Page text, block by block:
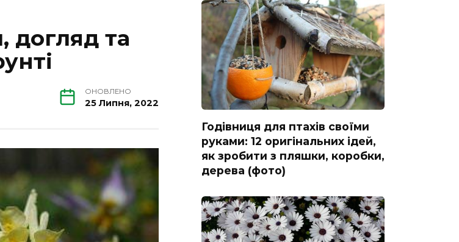
догляд та
ОНОВЛЕНО
25 Липня, 2022
Годівниця для птахів своїми
руками: 12 оригінальних ідей,
як зробити з пляшки, коробки,
дерева (фото)